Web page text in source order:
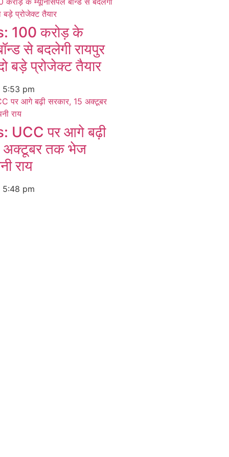
100 करोड़ के
से बदलेगी रायपुर
बड़े प्रोजेक्ट तैयार
5:53 pm
UCC पर आगे बढ़ी
अक्टूबर तक भेज
राय
5:48 pm